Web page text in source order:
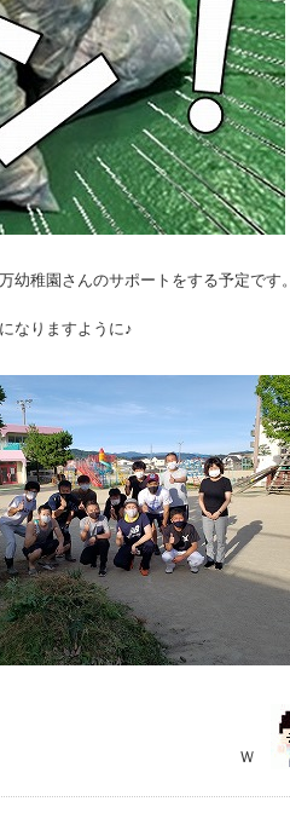
稚園さんのサポートをする予定です。
なりますように♪
Ｗ